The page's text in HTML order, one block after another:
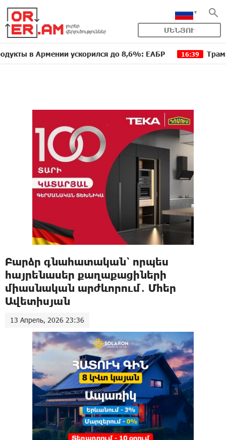
ՄԵՆՅՈՒ
в Армении ускорился до 8,6%: ЕАБР 16:39 Трамп: США
Բարձր գնահատական՝ որպես
հայրենասեր քաղաքացիների
միասնական արժևորում․ Մհեր
Ավետիսյան
13 Апрель, 2026 23:36